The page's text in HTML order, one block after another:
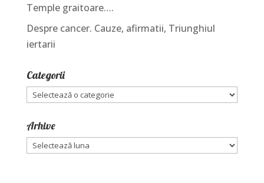
Temple graitoare….
Despre cancer. Cauze, afirmatii, Triunghiul
iertarii
Categorii
Categorii
Arhive
Arhive